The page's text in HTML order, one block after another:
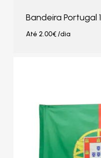
Bandeira Portugal 1
Até 2.00€/dia